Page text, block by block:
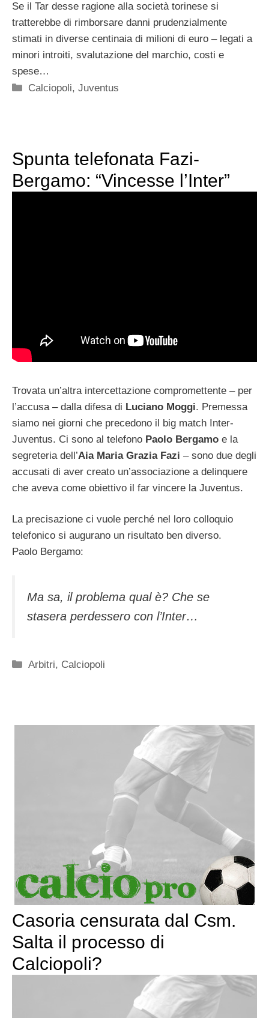
Se il Tar desse ragione alla società torinese si
tratterebbe di rimborsare danni prudenzialmente
stimati in diverse centinaia di milioni di euro – legati a
minori introiti, svalutazione del marchio, costi e
spese…
Categorie
Calciopoli,Juventus
Spunta telefonata Fazi-
Bergamo: “Vincesse l’Inter”
Trovata un’altra intercettazione compromettente – per
l’accusa – dalla difesa di Luciano Moggi. Premessa
siamo nei giorni che precedono il big match Inter-
Juventus. Ci sono al telefono Paolo Bergamo e la
segreteria dell’Aia Maria Grazia Fazi – sono due degli
accusati di aver creato un’associazione a delinquere
che aveva come obiettivo il far vincere la Juventus.
La precisazione ci vuole perché nel loro colloquio
telefonico si augurano un risultato ben diverso.
Paolo Bergamo:
Ma sa, il problema qual è? Che se
stasera perdessero con l’Inter…
Categorie
Arbitri, Calciopoli
Casoria censurata dal Csm.
Salta il processo di
Calciopoli?